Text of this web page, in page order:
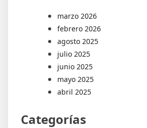
marzo 2026
febrero 2026
agosto 2025
julio 2025
junio 2025
mayo 2025
abril 2025
Categorías